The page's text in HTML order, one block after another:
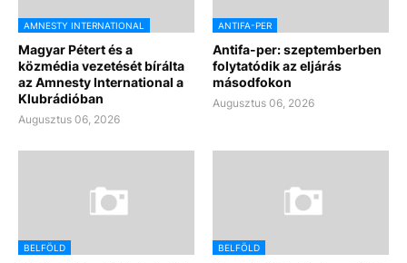
AMNESTY INTERNATIONAL
Magyar Pétert és a
közmédia vezetését bírálta
az Amnesty International a
Klubrádióban
Augusztus 06, 2026
ANTIFA-PER
Antifa-per: szeptemberben
folytatódik az eljárás
másodfokon
Augusztus 06, 2026
BELFÖLD BELFÖLD